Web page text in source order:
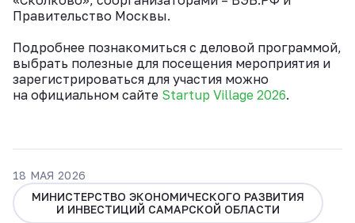
Правительство Москвы.
Подробнее познакомиться с деловой программой,
выбрать полезные для посещения мероприятия и
зарегистрироваться для участия можно
на официальном сайте Startup Village 2026.
МИНИСТЕРСТВО ЭКОНОМИЧЕСКОГО РАЗВИТИЯ
И ИНВЕСТИЦИЙ САМАРСКОЙ ОБЛАСТИ
18 МАЯ 2026